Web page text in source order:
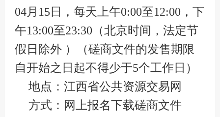
04月15日，每天上午0:00至12:00，下
午13:00至23:30（北京时间，法定节
假日除外 ）（磋商文件的发售期限
自开始之日起不得少于5个工作日）
地点：江西省公共资源交易网
方式：网上报名下载磋商文件